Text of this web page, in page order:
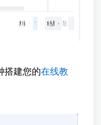
搭建您的在线教